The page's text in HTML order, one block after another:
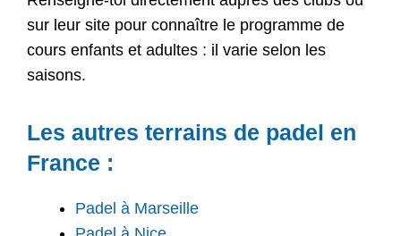
sur leur site pour connaître le programme de
cours enfants et adultes : il varie selon les
saisons.
Les autres terrains de padel en
France :
Padel à Marseille